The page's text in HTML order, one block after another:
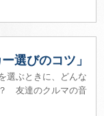
選びのコツ」
選ぶときに、どんな
友達のクルマの音